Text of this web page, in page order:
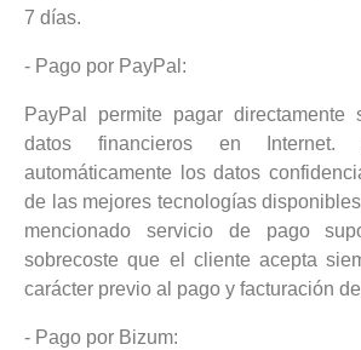
7 días.
- Pago por PayPal:
PayPal permite pagar directamente
datos financieros en Internet.
automáticamente los datos
de las mejores tecnologías
mencionado servicio de pago
sobrecoste que el cliente acepta
carácter previo al pago y facturación
- Pago por Bizum: